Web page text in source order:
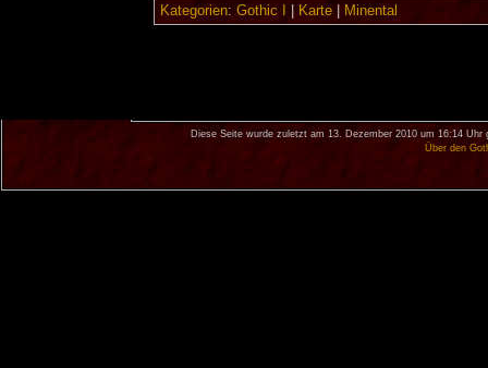
Kategorien: Gothic I Karte| Minental
Diese Seite wurde zuletzt am 13. Dezember 2010 um 16:14 Uhr
Über den